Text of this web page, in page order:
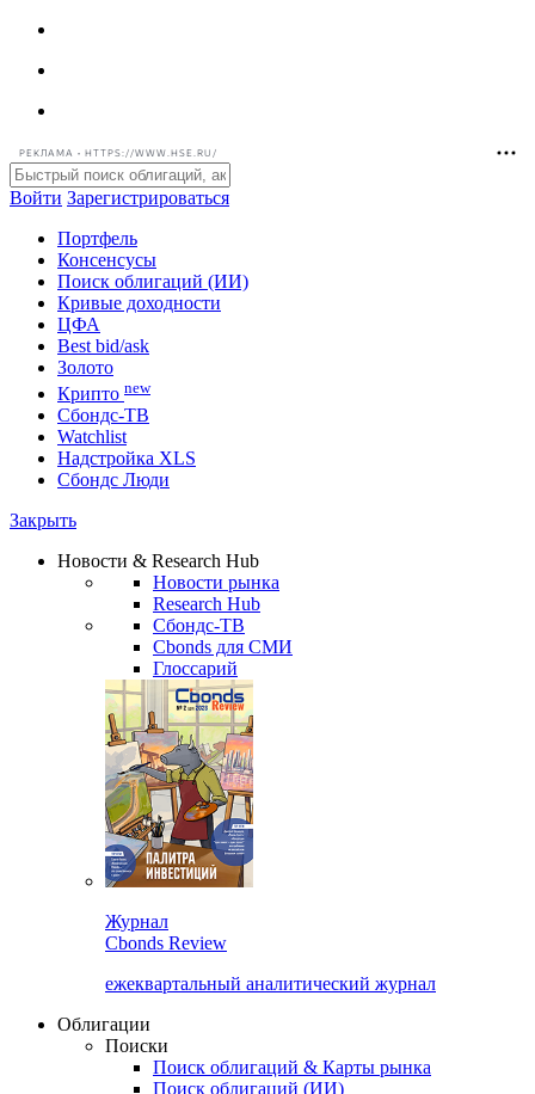
РЕКЛАМА • HTTPS://WWW.HSE.RU/
Войти Зарегистрироваться
Портфель
Консенсусы
Поиск облигаций (ИИ)
Кривые доходности
ЦФА
Best bid/ask
Золото
Крипто new
Watchlist
Сбондс Люди
Новости & Research Hub
Новости рынка
Research Hub
Сбондс-ТВ
Cbonds для СМИ
Глоссарий
Cbonds Review
ежеквартальный аналитический журнал